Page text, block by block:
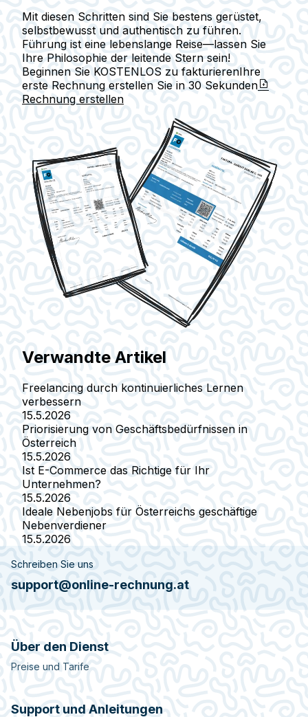
Mit diesen Schritten sind Sie bestens gerüstet,
selbstbewusst und authentisch zu führen.
Führung ist eine lebenslange Reise—lassen Sie
Ihre Philosophie der leitende Stern sein!
Beginnen Sie KOSTENLOS zu fakturierenIhre
erste Rechnung erstellen Sie in 30 Sekunden
Rechnung erstellen
Verwandte Artikel
Freelancing durch kontinuierliches Lernen
verbessern
15.5.2026
Priorisierung von Geschäftsbedürfnissen in
Österreich
15.5.2026
Ist E-Commerce das Richtige für Ihr
Unternehmen?
15.5.2026
Ideale Nebenjobs für Österreichs geschäftige
Nebenverdiener
15.5.2026
Schreiben Sie uns
support@online-rechnung.at
Über den Dienst
Preise und Tarife
Support und Anleitungen